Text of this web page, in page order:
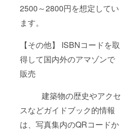
2500～2800円を想定してい
ます。
【その他】 ISBNコードを取
得して国内外のアマゾンで
販売
建築物の歴史やアクセ
スなどガイドブック的情報
は、写真集内のQRコードか